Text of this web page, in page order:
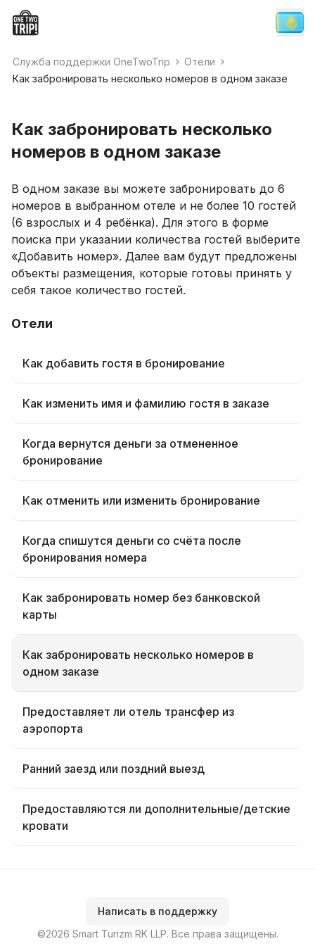
Служба поддержки OneTwoTrip
Отели
Как забронировать несколько номеров в одном заказе
Как забронировать несколько
номеров в одном заказе
В одном заказе вы можете забронировать до 6
номеров в выбранном отеле и не более 10 гостей
(6 взрослых и 4 ребёнка). Для этого в форме
поиска при указании количества гостей выберите
«Добавить номер». Далее вам будут предложены
объекты размещения, которые готовы принять у
себя такое количество гостей.
Отели
Как добавить гостя в бронирование
Как изменить имя и фамилию гостя в заказе
Когда вернутся деньги за отмененное
бронирование
Как отменить или изменить бронирование
Когда спишутся деньги со счёта после
бронирования номера
Как забронировать номер без банковской
карты
Как забронировать несколько номеров в
одном заказе
Предоставляет ли отель трансфер из
аэропорта
Ранний заезд или поздний выезд
Предоставляются ли дополнительные/детские
кровати
Написать в поддержку
©2026 Smart Turizm RK LLP. Все права защищены.